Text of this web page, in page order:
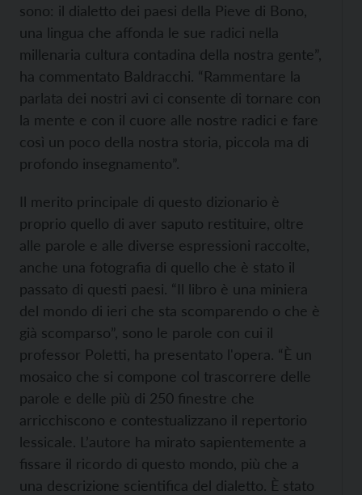
sono: il dialetto dei paesi della Pieve di Bono,
una lingua che affonda le sue radici nella
millenaria cultura contadina della nostra gente”,
ha commentato Baldracchi. “Rammentare la
parlata dei nostri avi ci consente di tornare con
la mente e con il cuore alle nostre radici e fare
così un poco della nostra storia, piccola ma di
profondo insegnamento”.
Il merito principale di questo dizionario è
proprio quello di aver saputo restituire, oltre
alle parole e alle diverse espressioni raccolte,
anche una fotografia di quello che è stato il
passato di questi paesi. “Il libro è una miniera
del mondo di ieri che sta scomparendo o che è
già scomparso”, sono le parole con cui il
professor Poletti, ha presentato l'opera. “È un
mosaico che si compone col trascorrere delle
parole e delle più di 250 finestre che
arricchiscono e contestualizzano il repertorio
lessicale. L’autore ha mirato sapientemente a
fissare il ricordo di questo mondo, più che a
una descrizione scientifica del dialetto. È stato